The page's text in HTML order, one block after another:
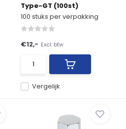
Type-GT (100st)
100 stuks per verpakking
Vergelijk
€12,- Excl. btw